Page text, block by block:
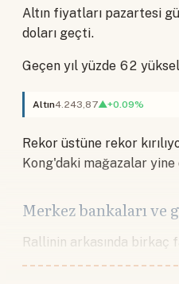
Altın fiyatları pazartesi
doları geçti.
Geçen yıl yüzde 62
Altın4.243,87▲+0.09%
Rekor üstüne rekor
Kong'daki mağazalar yine
Merkez bankaları ve
Rallinin arkasında birkaç